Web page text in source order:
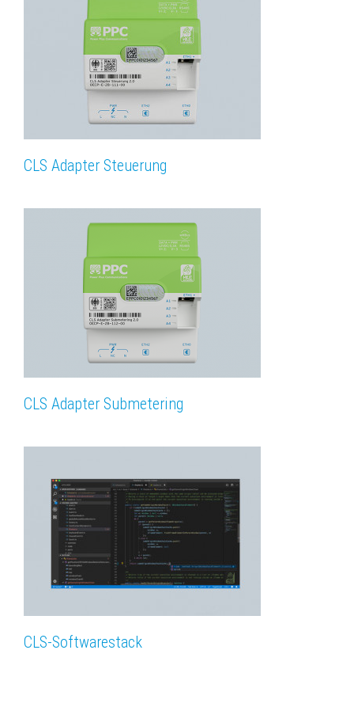
CLS Adapter Steuerung
CLS Adapter Submetering
CLS-Softwarestack